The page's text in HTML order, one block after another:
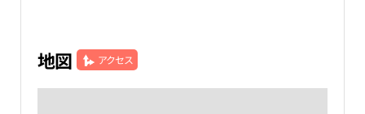
地図 アクセス